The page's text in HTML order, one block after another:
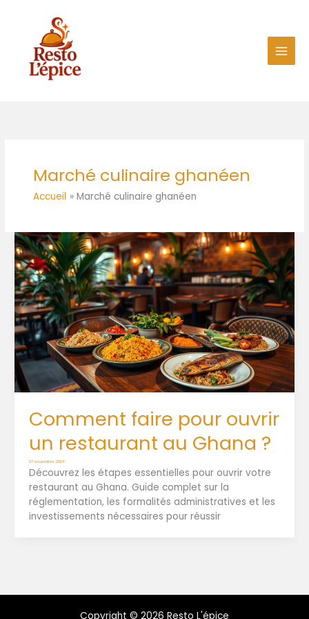
Marché culinaire ghanéen
Accueil Marché culinaire ghanéen
Comment faire pour ouvrir
un restaurant au Ghana ?
27 novembre 2024
Découvrez les étapes essentielles pour ouvrir votre
restaurant au Ghana. Guide complet sur la
réglementation, les formalités administratives et les
investissements nécessaires pour réussir
Copyright © 2026 Resto L'épice